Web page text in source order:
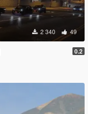
2 340 49
0.2